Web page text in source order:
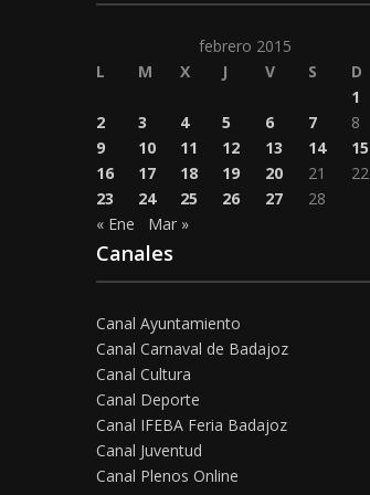
febrero 2015
L
M X J V S
D
1
2
3 4 5 6 7
8
9
10 11 12 13 14
15
16
17 18 19 20 21
22
23
24 25 26 27
28
« Ene
Mar »
Canales
Canal Ayuntamiento
Canal Carnaval de Badajoz
Canal Cultura
Canal Deporte
Canal IFEBA Feria Badajoz
Canal Juventud
Canal Plenos Online